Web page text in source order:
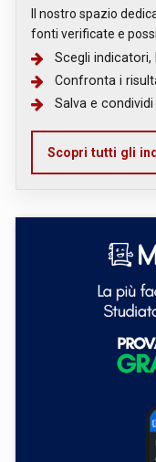
Il nostro spazio
fonti verificate e
Scegli indicatori,
Confronta i
Salva e
Scopri tutti gli